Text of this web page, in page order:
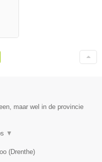
maar wel in de provincie
▼
(Drenthe)